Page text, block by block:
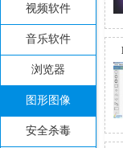
视频软件
音乐软件
浏览器
图形图像
安全杀毒